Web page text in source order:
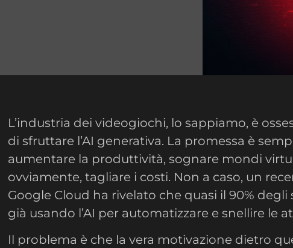
L’industria dei videogiochi, lo sappiamo, è
di sfruttare l’AI generativa. La promessa è
aumentare la produttività, sognare mondi
ovviamente, tagliare i costi. Non a caso, un
Google Cloud ha rivelato che quasi il 90%
già usando l’AI per automatizzare e snellire le
Il problema è che la vera motivazione dietro